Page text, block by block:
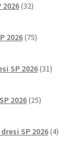
32izdelkov
2026 75izdelkov
SP 2026 31izdelkov
2026 25izdelkov
SP 2026 4izdelki